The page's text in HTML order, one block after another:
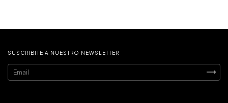
SUSCRIBITE A NUESTRO NEWSLETTER